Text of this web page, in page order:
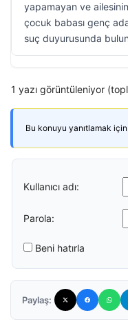
yapamayan ve
çocuk babası genç
suç duyurusunda
1 yazı görüntüleniyor
Bu konuyu yanıtlamak için
Kullanıcı adı:
Parola:
Beni hatırla
Paylaş: